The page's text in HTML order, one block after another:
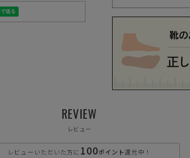
REVIEW
レビュー
レビューいただいた方に 100ポイント還元中！